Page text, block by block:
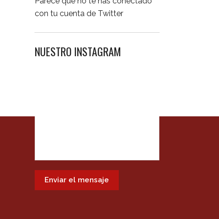
con tu cuenta de Twitter
NUESTRO INSTAGRAM